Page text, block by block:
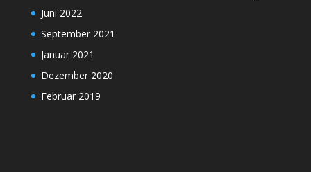
Juni 2022
September 2021
Januar 2021
Dezember 2020
Februar 2019